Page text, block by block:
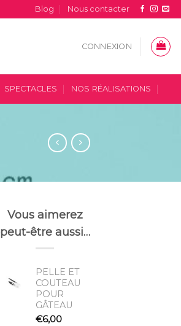
Blog Nous contacter
CONNEXION
SPECTACLES NOS RÉALISATIONS
Vous aimerez
peut-être aussi…
PELLE ET
COUTEAU
POUR
GÂTEAU
€6,00